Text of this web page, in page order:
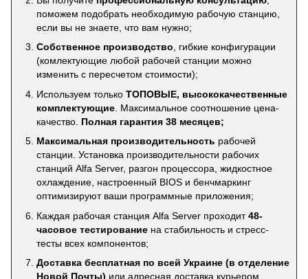
поможем подобрать необходимую рабочую станцию,
если вы не знаете, что вам нужно;
Собственное производство, гибкие конфигурации
(комлектующие любой рабочей станции можно
изменить с пересчетом стоимости);
Используем только ТОПОВЫЕ, высококачественные
комплектующие . Максимальное соотношение цена-
качество. Полная гарантия 38 месяцев;
Максимальная производительность рабочей
станции. Установка производительности рабочих
станций Alfa Server, разгон процессора, жидкостное
охлаждение, настроенный BIOS и бенчмаркинг
оптимизируют ваши программные приложения;
Каждая рабочая станция Alfa Server проходит48-
часовое тестирование на стабильность и стресс-
тесты всех компонентов;
Доставка бесплатная по всей Украине (в отделение
Новой Почты) или адресная доставка курьером